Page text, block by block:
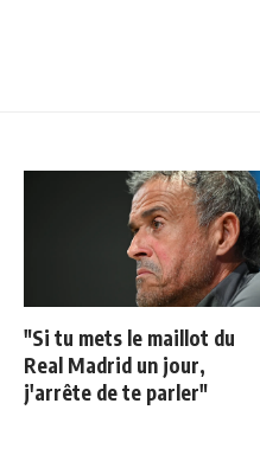
"Si tu mets le maillot du
Real Madrid un jour,
j'arrête de te parler"